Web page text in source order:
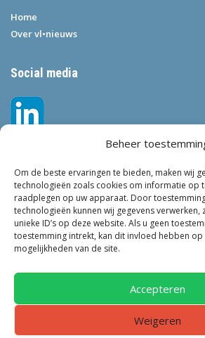
Beheer
Om de beste ervaringen te bieden, maken wij
technologieën zoals cookies om informatie op
raadplegen op uw apparaat. Door
technologieën kunnen wij gegevens
unieke ID’s op deze website. Als u geen
toestemming intrekt, kan dit invloed hebben
mogelijkheden van de site.
Accepteren
Weigeren
Home
Over vl•nieuws
Social media
Tags
VEILIGHEID LEEFBAARHEID
OM KINDEREN
ONDERMIJNING